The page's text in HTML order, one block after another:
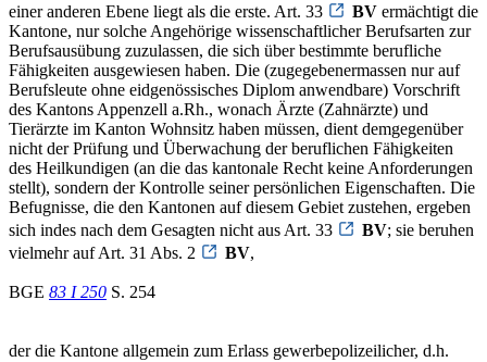
einer anderen Ebene liegt als die erste. Art. 33
BV ermächtigt die
Kantone, nur solche Angehörige wissenschaftlicher Berufsarten zur
Berufsausübung zuzulassen, die sich über bestimmte berufliche
Fähigkeiten ausgewiesen haben. Die (zugegebenermassen nur auf
Berufsleute ohne eidgenössisches Diplom anwendbare) Vorschrift
des Kantons Appenzell a.Rh., wonach Ärzte (Zahnärzte) und
Tierärzte im Kanton Wohnsitz haben müssen, dient demgegenüber
nicht der Prüfung und Überwachung der beruflichen Fähigkeiten
des Heilkundigen (an die das kantonale Recht keine Anforderungen
stellt), sondern der Kontrolle seiner persönlichen Eigenschaften. Die
Befugnisse, die den Kantonen auf diesem Gebiet zustehen, ergeben
sich indes nach dem Gesagten nicht aus Art. 33
BV; sie beruhen
vielmehr auf Art. 31 Abs. 2
BV,
BGE 83 I 250 S. 254
der die Kantone allgemein zum Erlass gewerbepolizeilicher, d.h.